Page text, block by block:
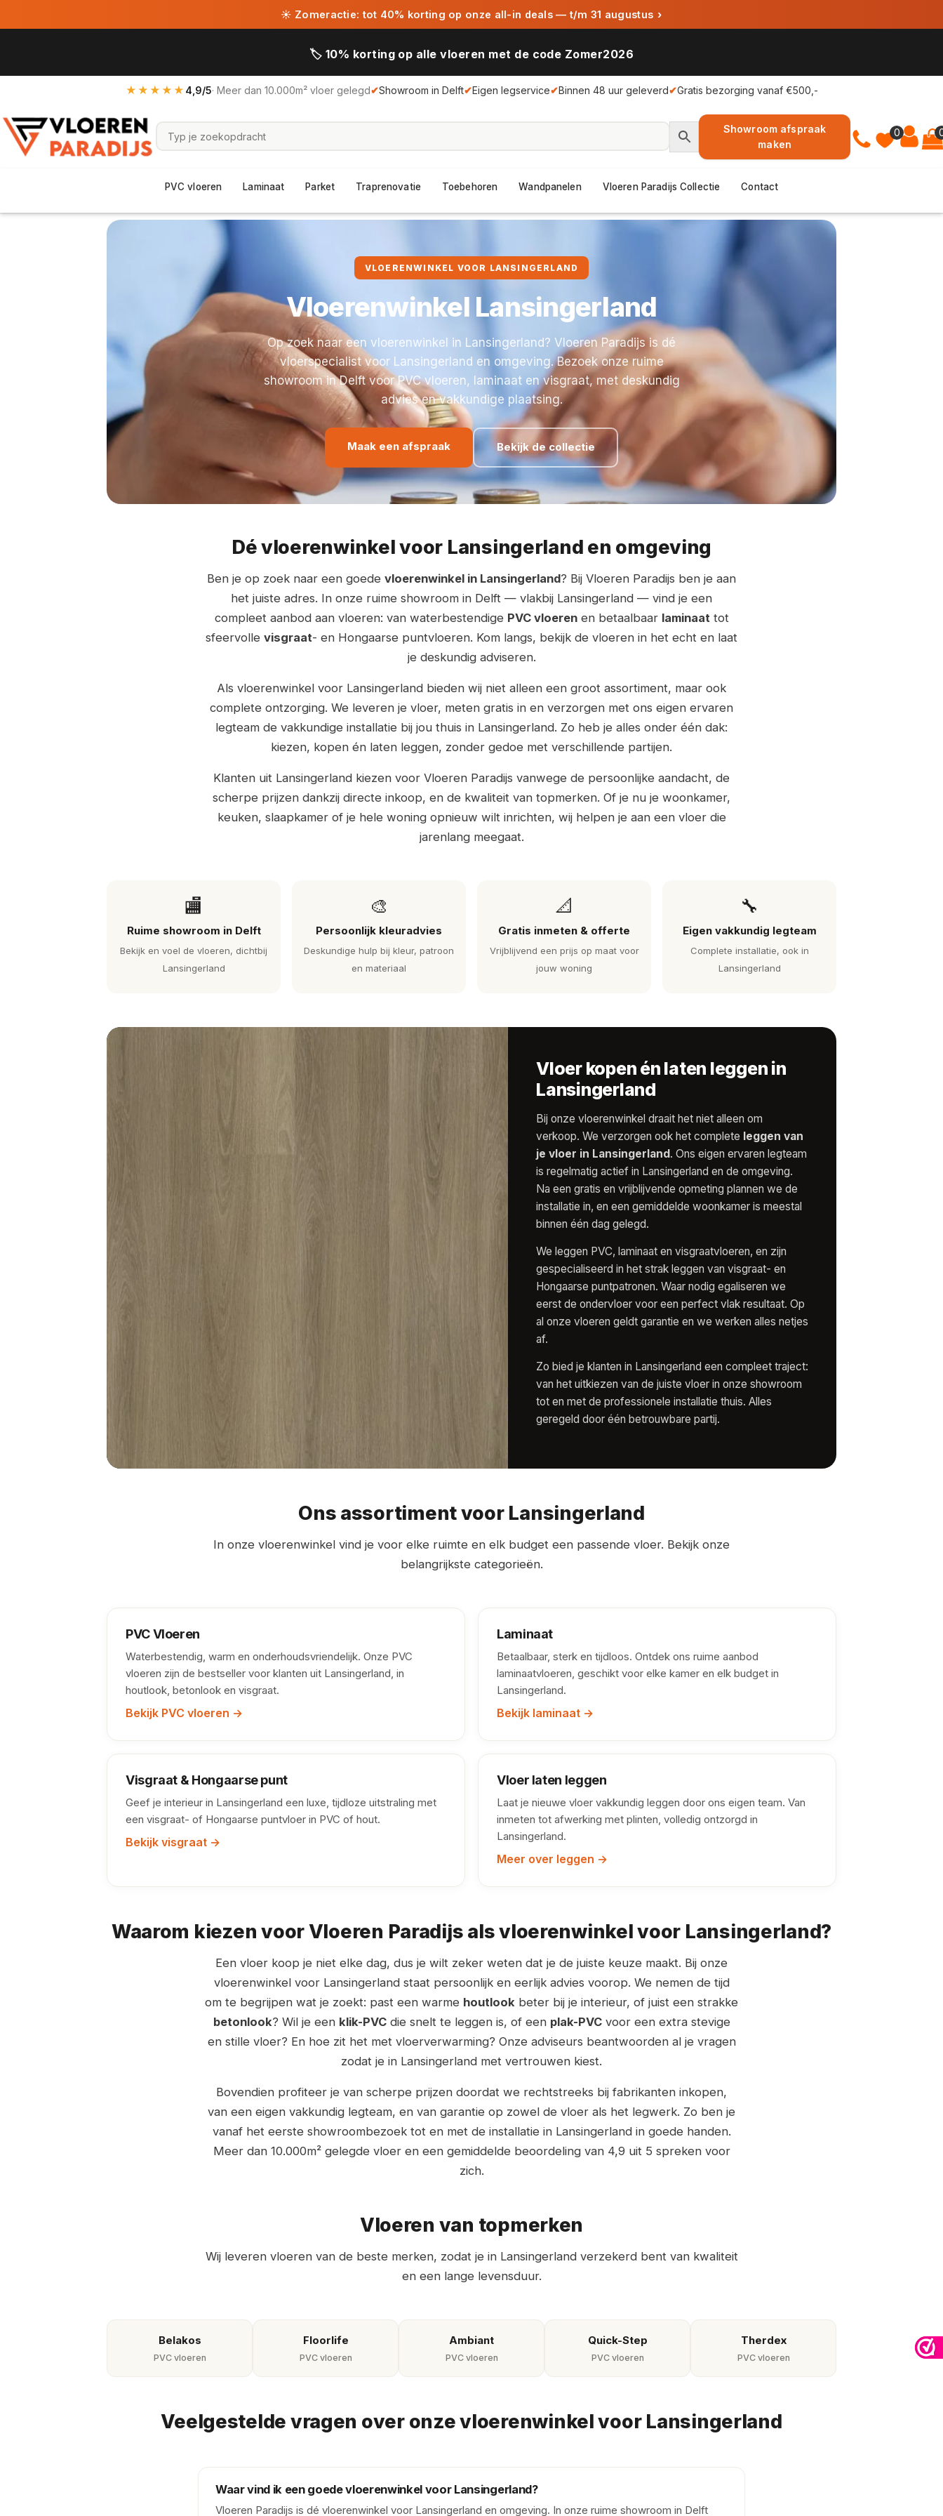
☀ Zomeractie: tot 40% korting op onze all-in deals — t/m 31 augustus ›
🏷️ 10% korting op alle vloeren met de code Zomer2026
★★★★★ 4,9/5· Meer dan 10.000m² vloer gelegd✔Showroom in Delft✔Eigen legservice✔Binnen 48 uur geleverd✔Gratis bezorging vanaf €500,-
0
Showroom afspraak
maken
PVC vloeren Laminaat Parket Traprenovatie Toebehoren Wandpanelen Vloeren Paradijs Collectie Contact
VLOERENWINKEL VOOR LANSINGERLAND
Vloerenwinkel Lansingerland
Op zoek naar een vloerenwinkel in Lansingerland? Vloeren Paradijs is dé
vloerspecialist voor Lansingerland en omgeving. Bezoek onze ruime
showroom in Delft voor PVC vloeren, laminaat en visgraat, met deskundig
advies en vakkundige plaatsing.
Maak een afspraak Bekijk de collectie
Dé vloerenwinkel voor Lansingerland en omgeving
Ben je op zoek naar een goede vloerenwinkel in Lansingerland? Bij Vloeren Paradijs ben je aan
het juiste adres. In onze ruime showroom in Delft — vlakbij Lansingerland — vind je een
compleet aanbod aan vloeren: van waterbestendige PVC vloerenen betaalbaar laminaat tot
sfeervolle visgraat- en Hongaarse puntvloeren. Kom langs, bekijk de vloeren in het echt en laat
je deskundig adviseren.
Als vloerenwinkel voor Lansingerland bieden wij niet alleen een groot assortiment, maar ook
complete ontzorging. We leveren je vloer, meten gratis in en verzorgen met ons eigen ervaren
legteam de vakkundige installatie bij jou thuis in Lansingerland. Zo heb je alles onder één dak:
kiezen, kopen én laten leggen, zonder gedoe met verschillende partijen.
Klanten uit Lansingerland kiezen voor Vloeren Paradijs vanwege de persoonlijke aandacht, de
scherpe prijzen dankzij directe inkoop, en de kwaliteit van topmerken. Of je nu je woonkamer,
keuken, slaapkamer of je hele woning opnieuw wilt inrichten, wij helpen je aan een vloer die
jarenlang meegaat.
🏬
Ruime showroom in Delft
Bekijk en voel de vloeren, dichtbij
Lansingerland
🎨
Persoonlijk kleuradvies
Deskundige hulp bij kleur, patroon
en materiaal
📐
Gratis inmeten & offerte
Vrijblijvend een prijs op maat voor
jouw woning
🔧
Eigen vakkundig legteam
Complete installatie, ook in
Lansingerland
Vloer kopen én laten leggen in
Lansingerland
Bij onze vloerenwinkel draait het niet alleen om
verkoop. We verzorgen ook het complete leggen van
je vloer in Lansingerland. Ons eigen ervaren legteam
is regelmatig actief in Lansingerland en de omgeving.
Na een gratis en vrijblijvende opmeting plannen we de
installatie in, en een gemiddelde woonkamer is meestal
binnen één dag gelegd.
We leggen PVC, laminaat en visgraatvloeren, en zijn
gespecialiseerd in het strak leggen van visgraat- en
Hongaarse puntpatronen. Waar nodig egaliseren we
eerst de ondervloer voor een perfect vlak resultaat. Op
al onze vloeren geldt garantie en we werken alles netjes
af.
Zo bied je klanten in Lansingerland een compleet traject:
van het uitkiezen van de juiste vloer in onze showroom
tot en met de professionele installatie thuis. Alles
geregeld door één betrouwbare partij.
Ons assortiment voor Lansingerland
In onze vloerenwinkel vind je voor elke ruimte en elk budget een passende vloer. Bekijk onze
belangrijkste categorieën.
PVC Vloeren
Waterbestendig, warm en onderhoudsvriendelijk. Onze PVC
vloeren zijn de bestseller voor klanten uit Lansingerland, in
houtlook, betonlook en visgraat.
Bekijk PVC vloeren →
Laminaat
Betaalbaar, sterk en tijdloos. Ontdek ons ruime aanbod
laminaatvloeren, geschikt voor elke kamer en elk budget in
Lansingerland.
Bekijk laminaat →
Visgraat & Hongaarse punt
Geef je interieur in Lansingerland een luxe, tijdloze uitstraling met
een visgraat- of Hongaarse puntvloer in PVC of hout.
Bekijk visgraat →
Vloer laten leggen
Laat je nieuwe vloer vakkundig leggen door ons eigen team. Van
inmeten tot afwerking met plinten, volledig ontzorgd in
Lansingerland.
Meer over leggen →
Waarom kiezen voor Vloeren Paradijs als vloerenwinkel voor Lansingerland?
Een vloer koop je niet elke dag, dus je wilt zeker weten dat je de juiste keuze maakt. Bij onze
vloerenwinkel voor Lansingerland staat persoonlijk en eerlijk advies voorop. We nemen de tijd
om te begrijpen wat je zoekt: past een warme houtlook beter bij je interieur, of juist een strakke
betonlook? Wil je een klik-PVCdie snelt te leggen is, of een plak-PVCvoor een extra stevige
en stille vloer? En hoe zit het met vloerverwarming? Onze adviseurs beantwoorden al je vragen
zodat je in Lansingerland met vertrouwen kiest.
Bovendien profiteer je van scherpe prijzen doordat we rechtstreeks bij fabrikanten inkopen,
van een eigen vakkundig legteam, en van garantie op zowel de vloer als het legwerk. Zo ben je
vanaf het eerste showroombezoek tot en met de installatie in Lansingerland in goede handen.
Meer dan 10.000m² gelegde vloer en een gemiddelde beoordeling van 4,9 uit 5 spreken voor
zich.
Vloeren van topmerken
Wij leveren vloeren van de beste merken, zodat je in Lansingerland verzekerd bent van kwaliteit
en een lange levensduur.
Belakos
PVC vloeren
Floorlife
PVC vloeren
Ambiant
PVC vloeren
Quick-Step
PVC vloeren
Therdex
PVC vloeren
Veelgestelde vragen over onze vloerenwinkel voor Lansingerland
Waar vind ik een goede vloerenwinkel voor Lansingerland?
Vloeren Paradijs is dé vloerenwinkel voor Lansingerland en omgeving. In onze ruime showroom in Delft